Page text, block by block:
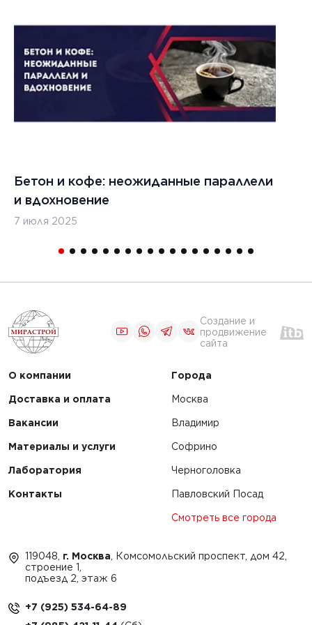
Бетон и кофе: неожиданные параллели
и вдохновение
7 июля 2025
Создание и
продвижение
сайта
О компании
Доставка и оплата
Вакансии
Материалы и услуги
Лаборатория
Контакты
Города
Москва
Владимир
Софрино
Черноголовка
Павловский Посад
Смотреть все города
119048, г. Москва , Комсомольский проспект, дом 42,
строение 1,
подъезд 2, этаж 6
+7 (925) 534-64-89